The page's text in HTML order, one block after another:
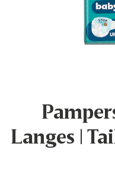
Langes |